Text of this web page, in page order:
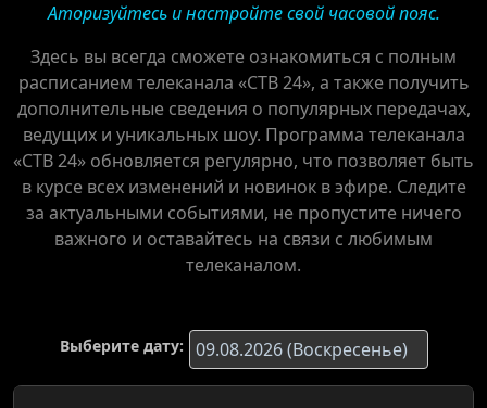
Аторизуйтесь и настройте свой часовой пояс.
Здесь вы всегда сможете ознакомиться с полным
расписанием телеканала «СТВ 24», а также получить
дополнительные сведения о популярных передачах,
ведущих и уникальных шоу. Программа телеканала
«СТВ 24» обновляется регулярно, что позволяет быть
в курсе всех изменений и новинок в эфире. Следите
за актуальными событиями, не пропустите ничего
важного и оставайтесь на связи с любимым
телеканалом.
Выберите дату: